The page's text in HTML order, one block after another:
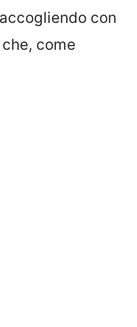
con
come